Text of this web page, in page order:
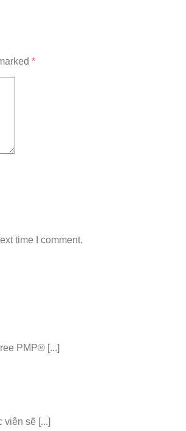
*
time I comment.
PMP® [...]
viên sẽ [...]